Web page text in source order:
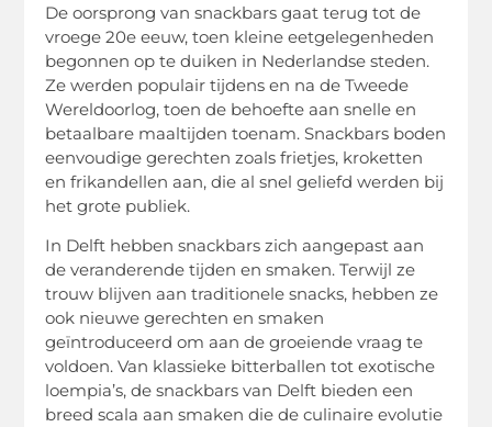
De oorsprong van snackbars gaat terug tot de
vroege 20e eeuw, toen kleine eetgelegenheden
begonnen op te duiken in Nederlandse steden.
Ze werden populair tijdens en na de Tweede
Wereldoorlog, toen de behoefte aan snelle en
betaalbare maaltijden toenam. Snackbars boden
eenvoudige gerechten zoals frietjes, kroketten
en frikandellen aan, die al snel geliefd werden bij
het grote publiek.
In Delft hebben snackbars zich aangepast aan
de veranderende tijden en smaken. Terwijl ze
trouw blijven aan traditionele snacks, hebben ze
ook nieuwe gerechten en smaken
geïntroduceerd om aan de groeiende vraag te
voldoen. Van klassieke bitterballen tot exotische
loempia’s, de snackbars van Delft bieden een
breed scala aan smaken die de culinaire evolutie